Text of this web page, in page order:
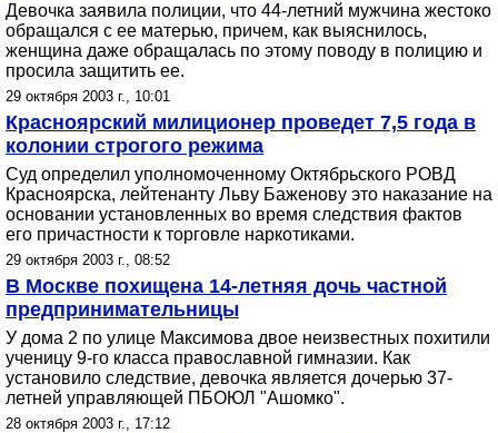
Девочка заявила полиции, что 44-летний мужчина жестоко
обращался с ее матерью, причем, как выяснилось,
женщина даже обращалась по этому поводу в полицию и
просила защитить ее.
29 октября 2003 г., 10:01
Красноярский милиционер проведет 7,5 года в
колонии строгого режима
Cуд определил уполномоченному Октябрьского РОВД
Красноярска, лейтенанту Льву Баженову это наказание на
основании установленных во время следствия фактов
его причастности к торговле наркотиками.
29 октября 2003 г., 08:52
В Москве похищена 14-летняя дочь частной
предпринимательницы
У дома 2 по улице Максимова двое неизвестных похитили
ученицу 9-го класса православной гимназии. Как
установило следствие, девочка является дочерью 37-
летней управляющей ПБОЮЛ "Ашомко".
28 октября 2003 г., 17:12